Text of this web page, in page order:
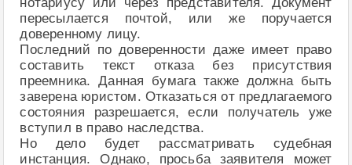
пересылается почтой, или же поручается
доверенному лицу.
Последний по доверенности даже имеет право
составить текст отказа без присутствия
преемника. Данная бумага также должна быть
заверена юристом. Отказаться от предлагаемого
состояния разрешается, если получатель уже
вступил в право наследства.
Но дело будет рассматривать судебная
инстанция. Однако, просьба заявителя может